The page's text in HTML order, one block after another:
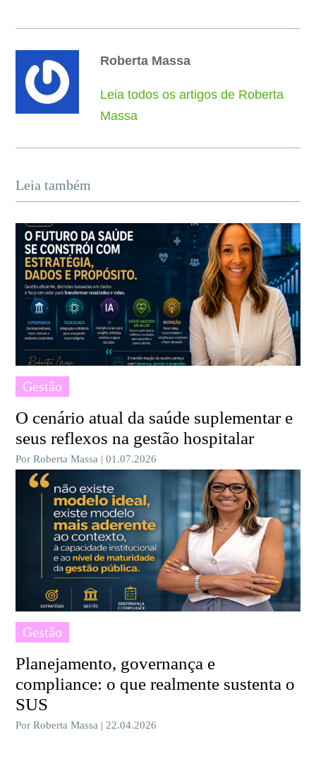
Roberta Massa
Leia todos os artigos de Roberta
Massa
Leia também
Gestão
O cenário atual da saúde suplementar e
seus reflexos na gestão hospitalar
Por Roberta Massa | 01.07.2026
Gestão
Planejamento, governança e
compliance: o que realmente sustenta o
SUS
Por Roberta Massa | 22.04.2026